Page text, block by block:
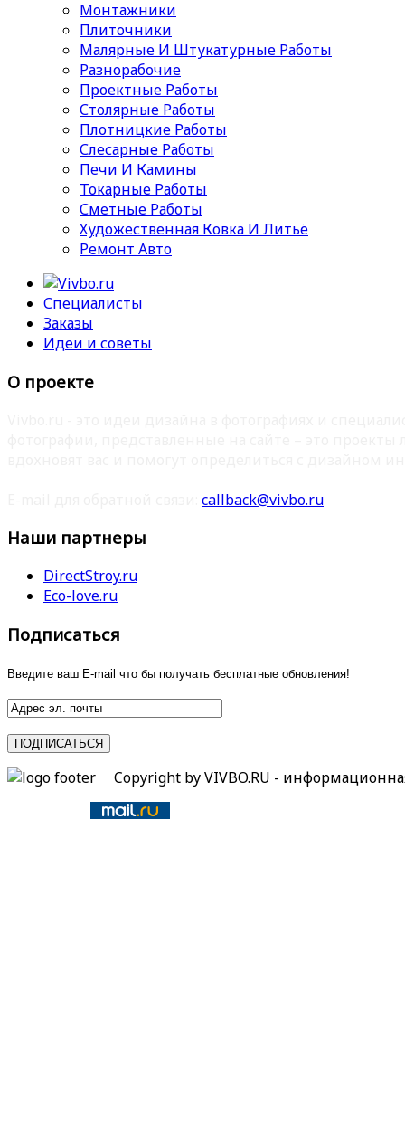
Монтажники
Плиточники
Малярные И Штукатурные Работы
Разнорабочие
Проектные Работы
Столярные Работы
Плотницкие Работы
Слесарные Работы
Печи И Камины
Токарные Работы
Сметные Работы
Художественная Ковка И Литьё
Ремонт Авто
Специалисты
Заказы
Идеи и советы
О проекте
callback@vivbo.ru
Наши партнеры
DirectStroy.ru
Eco-love.ru
Подписаться
Введите ваш E-mail что бы получать бесплатные обновления!
Copyright by VIVBO.RU -